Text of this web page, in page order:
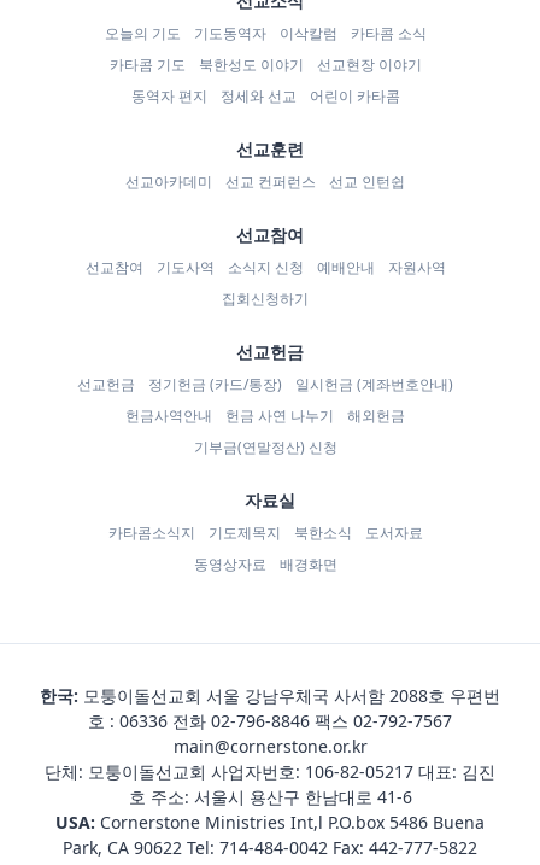
오늘의 기도 기도동역자 이삭칼럼
카타콤 소식
카타콤 기도
북한성도 이야기
선교현장 이야기
동역자 편지
정세와 선교 어린이 카타콤
선교훈련
선교아카데미 선교 컨퍼런스 선교 인턴쉽
선교참여
선교참여 기도사역 소식지 신청 예배안내
자원사역
집회신청하기
선교헌금
선교헌금 정기헌금 (카드/통장)
일시헌금 (계좌번호안내)
헌금사역안내
헌금 사연 나누기
해외헌금
기부금(연말정산) 신청
자료실
카타콤소식지 기도제목지 북한소식
도서자료
동영상자료
배경화면
한국: 모퉁이돌선교회 서울 강남우체국 사서함 2088호 우편번
호 : 06336 전화 02-796-8846 팩스 02-792-7567
main@cornerstone.or.kr
단체: 모퉁이돌선교회 사업자번호: 106-82-05217 대표: 김진
호 주소: 서울시 용산구 한남대로 41-6
USA: Cornerstone Ministries Int,l P.O.box 5486 Buena
Park, CA 90622 Tel: 714-484-0042 Fax: 442-777-5822